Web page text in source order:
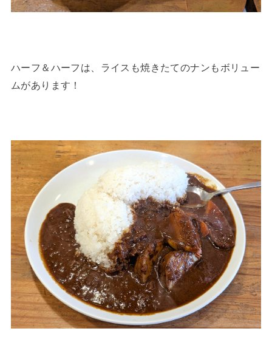
ハーフ＆ハーフは、ライスも焼きたてのナンもボリュー
ムがあります！